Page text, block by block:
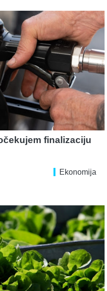
finalizaciju
Ekonomija